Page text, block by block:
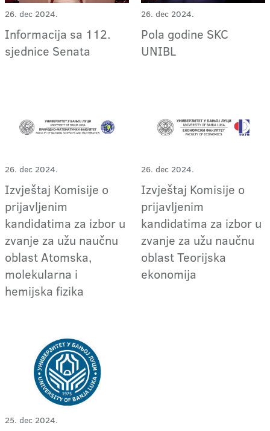
26. dec 2024.
Informacija sa 112.
sjednice Senata
26. dec 2024.
Pola godine SKC
UNIBL
26. dec 2024.
Izvještaj Komisije o
prijavljenim
kandidatima za izbor u
zvanje za užu naučnu
oblast Atomska,
molekularna i
hemijska fizika
26. dec 2024.
Izvještaj Komisije o
prijavljenim
kandidatima za izbor u
zvanje za užu naučnu
oblast Teorijska
ekonomija
25. dec 2024.